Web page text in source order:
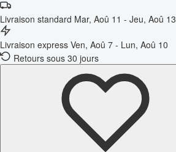
Livraison standard Mar, Aoû 11 - Jeu, Aoû 13
Livraison express Ven, Aoû 7 - Lun, Aoû 10
Retours sous 30 jours